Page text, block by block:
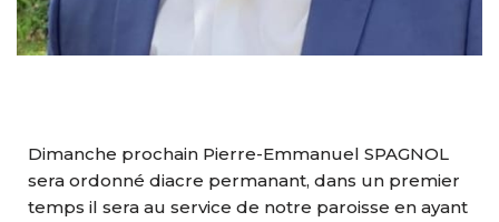
Dimanche prochain Pierre-Emmanuel SPAGNOL
sera ordonné diacre permanant, dans un premier
temps il sera au service de notre paroisse en ayant